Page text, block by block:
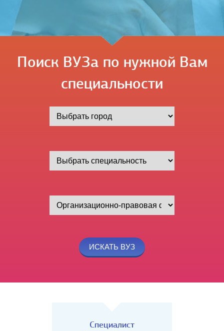
Поиск ВУЗа по нужной Вам
специальности
Специалист